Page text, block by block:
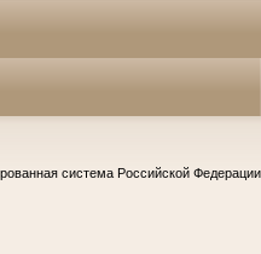
система Российской